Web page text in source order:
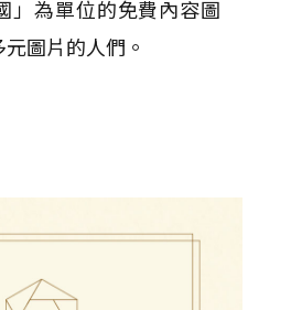
」為單位的免費內容圖
圖片的人們。